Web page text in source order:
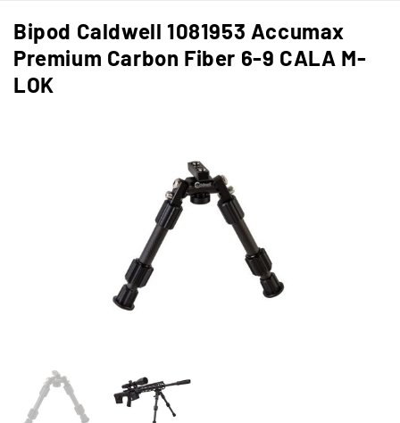
Bipod Caldwell 1081953 Accumax
Premium Carbon Fiber 6-9 CALA M-
LOK